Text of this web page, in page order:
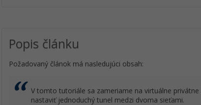
Popis článku
Požadovaný článok má nasledujúci obsah:
V tomto tutoriále sa zameriame na virtuálne
nastaviť jednoduchý tunel medzi dvoma sieťami.